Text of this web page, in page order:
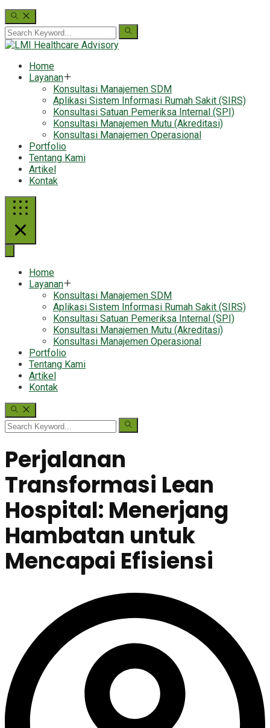
Home
Layanan
Konsultasi Manajemen SDM
Aplikasi Sistem Informasi Rumah Sakit (SIRS)
Konsultasi Satuan Pemeriksa Internal (SPI)
Konsultasi Manajemen Mutu (Akreditasi)
Konsultasi Manajemen Operasional
Portfolio
Tentang Kami
Artikel
Kontak
Home
Layanan
Konsultasi Manajemen SDM
Aplikasi Sistem Informasi Rumah Sakit (SIRS)
Konsultasi Satuan Pemeriksa Internal (SPI)
Konsultasi Manajemen Mutu (Akreditasi)
Konsultasi Manajemen Operasional
Portfolio
Tentang Kami
Artikel
Kontak
Perjalanan
Transformasi Lean
Hospital: Menerjang
Hambatan untuk
Mencapai Efisiensi